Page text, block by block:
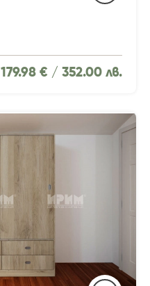
179.98 € / 352.00 лв.